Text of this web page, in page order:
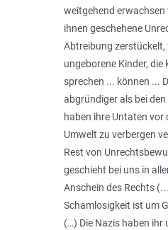
weitgehend
ihnen geschehene
Abtreibung
ungeborene Kinder, die
sprechen ... können ...
abgründiger als bei
haben ihre Untaten vor
Umwelt zu verbergen
Rest von
geschieht bei uns in
Anschein des Rechts
Schamlosigkeit ist um
(…) Die Nazis haben ihr